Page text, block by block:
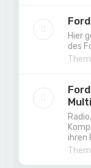
Hier
des
ihren